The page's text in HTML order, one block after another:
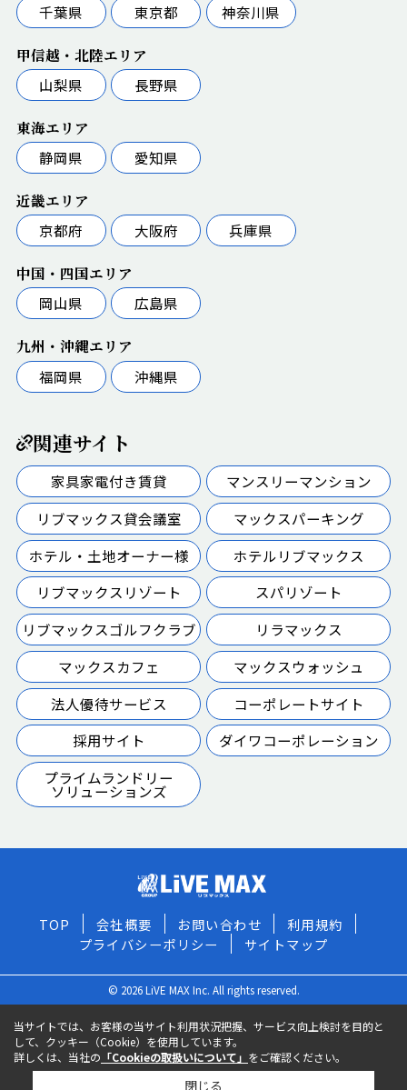
千葉県
東京都 神奈川県
甲信越・北陸エリア
山梨県
長野県
東海エリア
静岡県
愛知県
近畿エリア
京都府
大阪府 兵庫県
中国・四国エリア
岡山県
広島県
九州・沖縄エリア
福岡県
沖縄県
関連サイト
家具家電付き賃貸
マンスリーマンション
リブマックス貸会議室
マックスパーキング
ホテル・土地オーナー様
ホテルリブマックス
リブマックスリゾート
スパリゾート
リブマックスゴルフクラブ
リラマックス
マックスカフェ
マックスウォッシュ
法人優待サービス
コーポレートサイト
採用サイト
ダイワコーポレーション
プライムランドリー
ソリューションズ
TOP 会社概要 お問い合わせ
利用規約
プライバシーポリシー
サイトマップ
© 2026 LiVE MAX Inc. All rights reserved.
当サイトでは、お客様の当サイト利用状況把握、サービス向上検討を目的と
して、クッキー（Cookie）を使用しています。
詳しくは、当社の 「Cookieの取扱いについて」 をご確認ください。
閉じる